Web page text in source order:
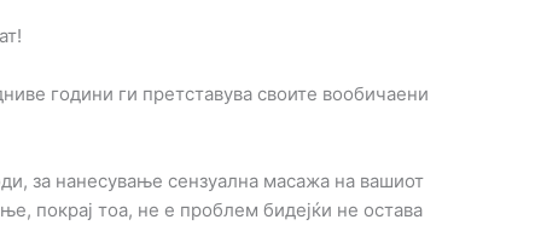
години ги претставува своите вообичаени
за нанесување сензуална масажа на вашиот
покрај тоа, не е проблем бидејќи не остава